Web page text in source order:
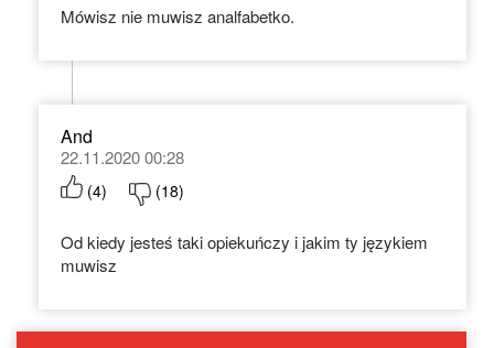
Mówisz nie muwisz analfabetko.
And
22.11.2020 00:28
(4) (18)
Od kiedy jesteś taki opiekuńczy i jakim ty językiem
muwisz